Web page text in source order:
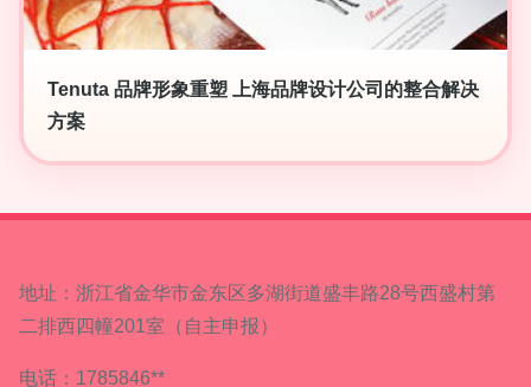
Tenuta 品牌形象重塑 上海品牌设计公司的整合解决
方案
地址：浙江省金华市金东区多湖街道盛丰路28号西盛村第
二排西四幢201室（自主申报）
电话：1785846**